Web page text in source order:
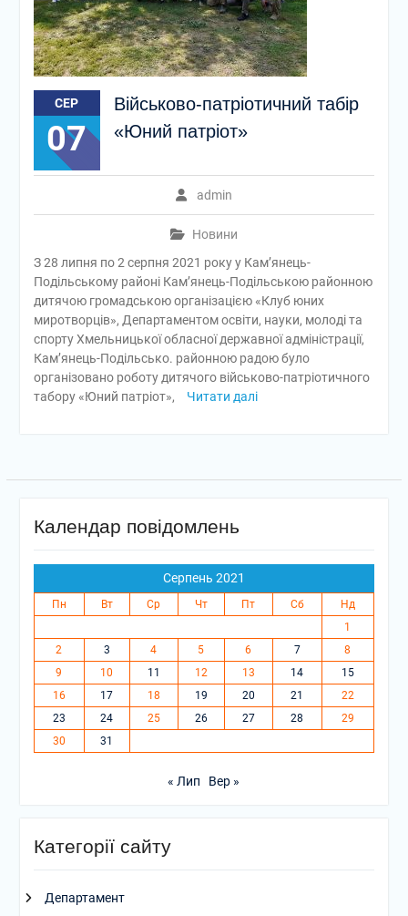
СЕР
07
Військово-патріотичний табір
«Юний патріот»
admin
Новини
З 28 липня по 2 серпня 2021 року у Кам’янець-
Подільському районі Кам’янець-Подільською районною
дитячою громадською організацією «Клуб юних
миротворців», Департаментом освіти, науки, молоді та
спорту Хмельницької обласної державної адміністрації,
Кам’янець-Подільсько. районною радою було
організовано роботу дитячого військово-патріотичного
табору «Юний патріот»,
Читати далі
Календар повідомлень
Серпень 2021
Пн Вт Ср Чт Пт Сб
Нд
1
2
3 4 5 6 7
8
9
10 11 12 13 14
15
16
17 18 19 20 21
22
23
24 25 26 27 28
29
30
31
« Лип Вер »
Категорії сайту
Департамент